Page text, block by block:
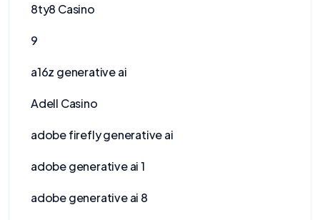
8ty8 Casino
9
a16z generative ai
Adell Casino
adobe firefly generative ai
adobe generative ai 1
adobe generative ai 8